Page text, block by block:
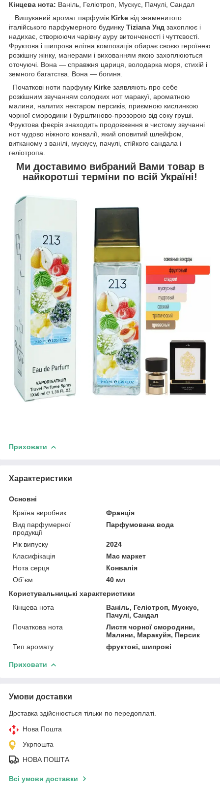
Кінцева нота: Ваніль, Геліотроп, Мускус, Пачулі, Сандал
Вишуканий аромат парфумів Kirke від знаменитого
італійського парфумерного будинку Tiziana Унд захоплює і
надихає, створюючи чарівну ауру витонченості і чуттєвості.
Фруктова і шипрова елітна композиція обирає своєю героїнею
розкішну жінку, манерами і вихованням якою захоплюються
оточуючі. Вона — справжня цариця, володарка моря, стихій і
земного багатства. Вона — богиня.
Початкові ноти парфуму Kirke заявляють про себе
розкішним звучанням солодких нот маракуї, ароматною
малини, налитих нектаром персиків, приємною кислинкою
чорної смородини і бурштиново-прозорою від соку груші.
Фруктова феєрія знаходить продовження в чистому звучанні
нот чудово ніжного конвалії, який оповитий шлейфом,
витканому з ванілі, мускусу, пачулі, стійкого сандала і
геліотропа.
Ми доставимо вибраний Вами товар в
найкоротші терміни по всій Україні!
Приховати
Характеристики
Основні
Країна виробник
Франція
Вид парфумерної
продукції
Парфумована вода
Рік випуску
2024
Класифікація
Мас маркет
Нота серця
Конвалія
Об`єм
40 мл
Користувальницькі характеристики
Кінцева нота
Ваніль, Геліотроп, Мускус,
Пачулі, Сандал
Початкова нота
Листя чорної смородини,
Малини, Маракуйя, Персик
Тип аромату
фруктові, шипрові
Приховати
Умови доставки
Доставка здійснюється тільки по передоплаті.
Нова Пошта
Укрпошта
НОВА ПОШТА
Всі умови доставки